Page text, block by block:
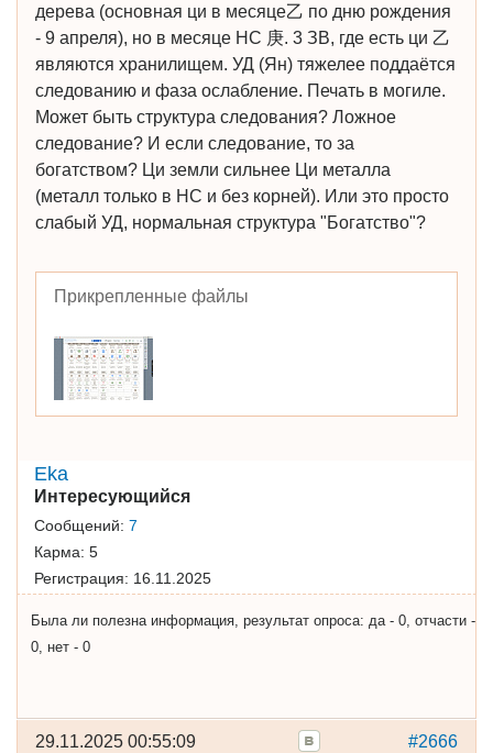
дерева (основная ци в месяце乙 по дню рождения
- 9 апреля), но в месяце НС 庚. 3 ЗВ, где есть ци 乙
являются хранилищем. УД (Ян) тяжелее поддаётся
следованию и фаза ослабление. Печать в могиле.
Может быть структура следования? Ложное
следование? И если следование, то за
богатством? Ци земли сильнее Ци металла
(металл только в НС и без корней). Или это просто
слабый УД, нормальная структура "Богатство"?
Прикрепленные файлы
Eka
Интересующийся
Сообщений: 7
Карма: 5
Регистрация: 16.11.2025
Была ли полезна информация, результат опроса: да - 0, отчасти -
0, нет - 0
#2666
29.11.2025 00:55:09